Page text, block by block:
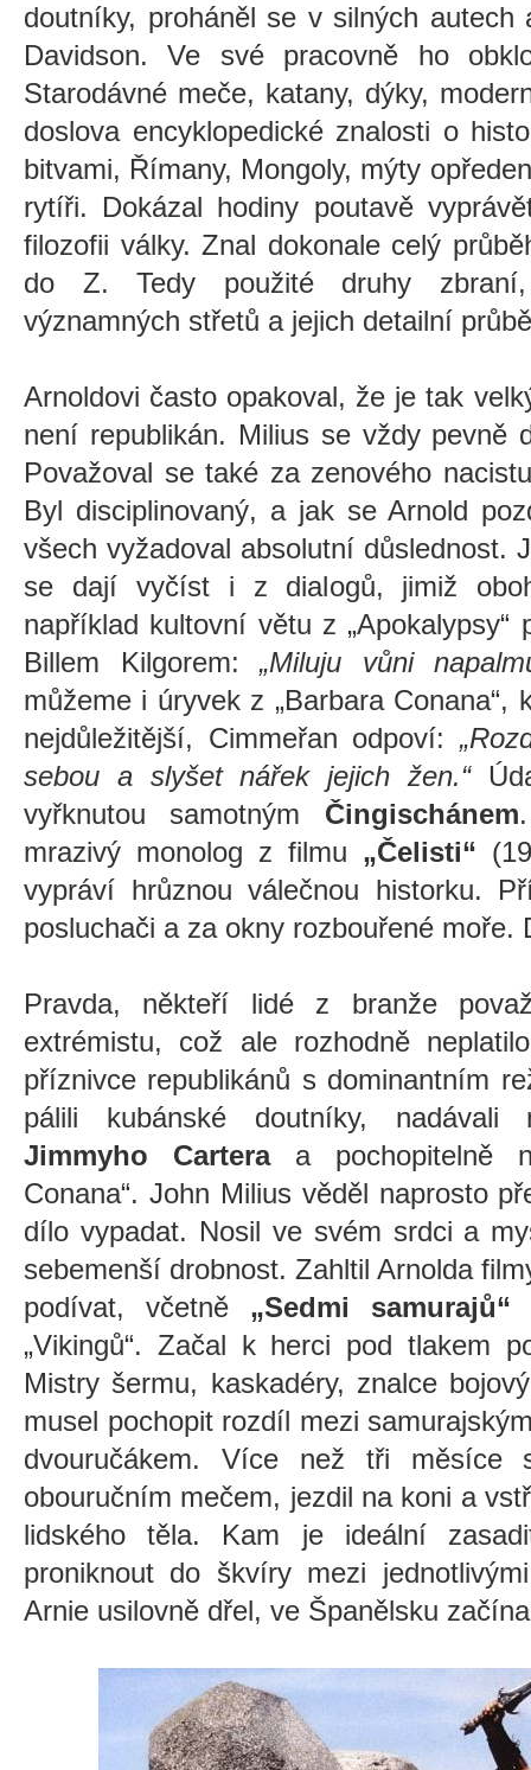
doutníky, proháněl se v silných autech
Davidson. Ve své pracovně ho
Starodávné meče, katany, dýky,
doslova encyklopedické znalosti o
bitvami, Římany, Mongoly, mýty
rytíři. Dokázal hodiny poutavě
filozofii války. Znal dokonale celý
do Z. Tedy použité druhy
významných střetů a jejich detailní
Arnoldovi často opakoval, že je tak
není republikán. Milius se vždy pevně
Považoval se také za zenového
Byl disciplinovaný, a jak se Arnold
všech vyžadoval absolutní důslednost.
se dají vyčíst i z dialogů, jimiž
například kultovní větu z „Apokalypsy“
Billem Kilgorem: „Miluju vůni
můžeme i úryvek z „Barbara
nejdůležitější, Cimmeřan odpoví:
sebou a slyšet nářek jejich žen.“
vyřknutou samotným Čingischánem
mrazivý monolog z filmu „Čelisti“
vypráví hrůznou válečnou historku.
posluchači a za okny rozbouřené moře.
Pravda, někteří lidé z branže
extrémistu, což ale rozhodně
příznivce republikánů s dominantním
pálili kubánské doutníky, nadávali
Jimmyho Carteraa pochopitelně
Conana“. John Milius věděl naprosto
dílo vypadat. Nosil ve svém srdci a
sebemenší drobnost. Zahltil Arnolda
podívat, včetně „Sedmi samurajů“
„Vikingů“. Začal k herci pod tlakem
Mistry šermu, kaskadéry, znalce
musel pochopit rozdíl mezi
dvouručákem. Více než tři měsíce
obouručním mečem, jezdil na koni a
lidského těla. Kam je ideální
proniknout do škvíry mezi
Arnie usilovně dřel, ve Španělsku